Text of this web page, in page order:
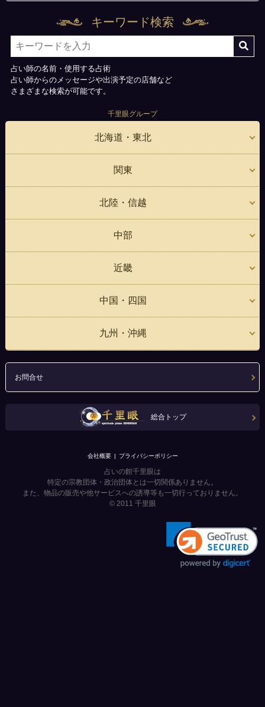
キーワード検索
占い師の名前・使用する占術
占い師からのメッセージや出演予定の店舗など
さまざまな検索が可能です。
千里眼グループ
北海道・東北
関東
北陸・信越
中部
近畿
中国・四国
九州・沖縄
お問合せ
総合トップ
会社概要 プライバシーポリシー
占いの館千里眼は
特定の宗教団体・政治団体とは一切関係ありません。
また、物品の販売や他サービスへの誘導等も一切行っておりません。
© 2011 千里眼